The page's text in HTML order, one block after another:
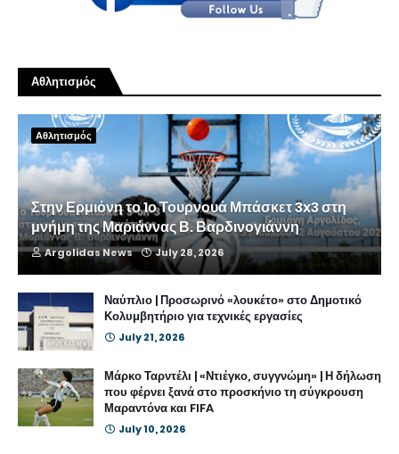
Αθλητισμός
Αθλητισμός
Στην Ερμιόνη το 1ο Τουρνουά Μπάσκετ 3x3 στη
μνήμη της Μαριάννας Β. Βαρδινογιάννη
Argolidas News July 28, 2026
Ναύπλιο | Προσωρινό «λουκέτο» στο Δημοτικό
Κολυμβητήριο για τεχνικές εργασίες
July 21, 2026
Μάρκο Ταρντέλι | «Ντιέγκο, συγγνώμη» | Η δήλωση
που φέρνει ξανά στο προσκήνιο τη σύγκρουση
Μαραντόνα και FIFA
July 10, 2026